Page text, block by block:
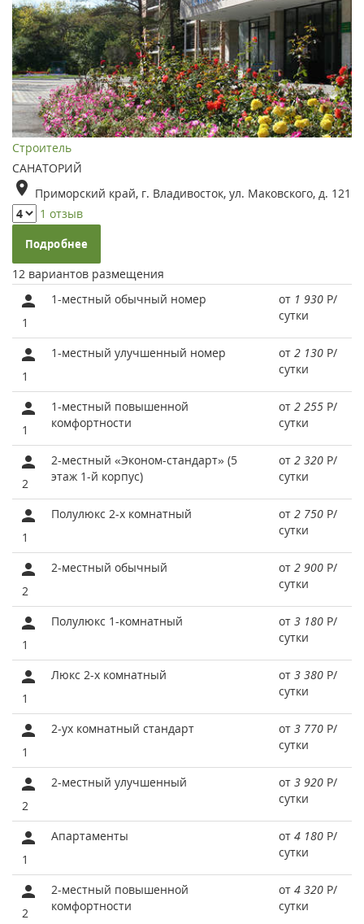
Строитель
САНАТОРИЙ
Приморский край, г. Владивосток, ул. Маковского, д. 121
1 отзыв
Подробнее
12 вариантов размещения
1
1-местный обычный номер от 1 930 Р/
сутки
1
1-местный улучшенный номер от 2 130 Р/
сутки
1
1-местный повышенной
комфортности
от 2 255 Р/
сутки
2
2-местный «Эконом-стандарт» (5
этаж 1-й корпус)
от 2 320 Р/
сутки
1
Полулюкс 2-х комнатный от 2 750 Р/
сутки
2
2-местный обычный от 2 900 Р/
сутки
1
Полулюкс 1-комнатный от 3 180 Р/
сутки
1
Люкс 2-х комнатный от 3 380 Р/
сутки
1
2-ух комнатный стандарт от 3 770 Р/
сутки
2
2-местный улучшенный от 3 920 Р/
сутки
1
Апартаменты от 4 180 Р/
сутки
2
2-местный повышенной
комфортности
от 4 320 Р/
сутки